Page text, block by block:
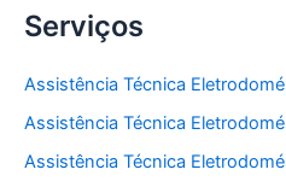
Serviços
Assistência Técnica
Assistência Técnica
Assistência Técnica